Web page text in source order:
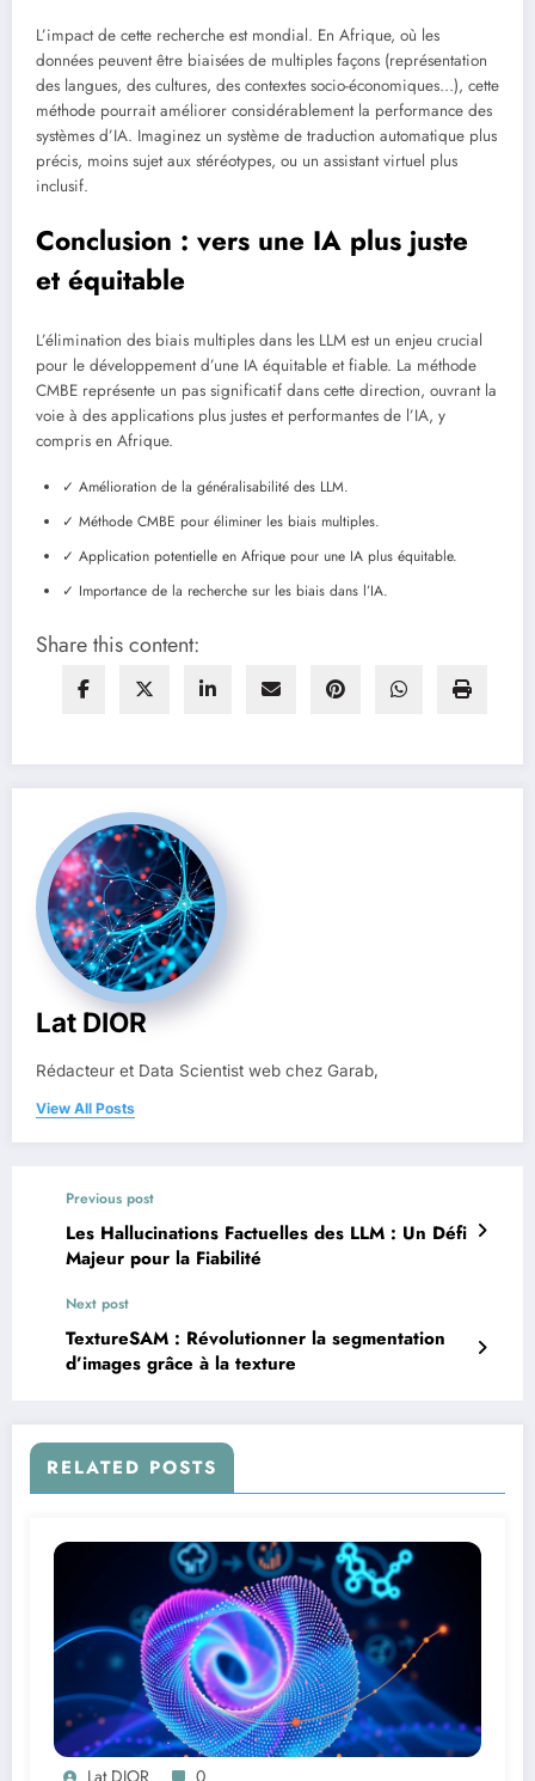
L’impact de cette recherche est mondial. En Afrique, où les
données peuvent être biaisées de multiples façons (représentation
des langues, des cultures, des contextes socio-économiques…), cette
méthode pourrait améliorer considérablement la performance des
systèmes d’IA. Imaginez un système de traduction automatique plus
précis, moins sujet aux stéréotypes, ou un assistant virtuel plus
inclusif.
Conclusion : vers une IA plus juste
et équitable
L’élimination des biais multiples dans les LLM est un enjeu crucial
pour le développement d’une IA équitable et fiable. La méthode
CMBE représente un pas significatif dans cette direction, ouvrant la
voie à des applications plus justes et performantes de l’IA, y
compris en Afrique.
✓ Amélioration de la généralisabilité des LLM.
✓ Méthode CMBE pour éliminer les biais multiples.
✓ Application potentielle en Afrique pour une IA plus équitable.
✓ Importance de la recherche sur les biais dans l’IA.
Share this content:
Lat DIOR
Rédacteur et Data Scientist web chez Garab,
View All Posts
Previous post
Les Hallucinations Factuelles des LLM : Un Défi
Majeur pour la Fiabilité
Next post
TextureSAM : Révolutionner la segmentation
d’images grâce à la texture
RELATED POSTS
Lat DIOR 0